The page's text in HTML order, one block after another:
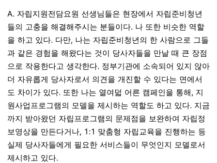
A. 자립지원전담요원 선생님들은 현장에서 자립준비청년
들의 고충을 해결해주시는 분들이다. 나 또한 비슷한 역할
을 하고 있다. 다만, 나는 자립준비청년의 한 사람으로 그들
과 같은 경험을 해왔다는 것이 당사자들을 만날 때 큰 장점
으로 작용한다고 생각한다. 정부기관에 소속되어 있지 않아
더 자유롭게 당사자로서 의견을 개진할 수 있다는 면에서
도 차이가 있다. 또한 나는 열여덟 어른 캠페인을 통해, 지
원사업프로그램의 모델을 제시하는 역할도 하고 있다. 지금
까지 받아왔던 자립프로그램의 문제점을 보완하여 자립정
보영상을 만든다거나, 1:1 맞춤형 자립교육을 진행하는 등
실제 당사자들에게 필요한 서비스들이 무엇인지 모델로서
제시하고 있다.